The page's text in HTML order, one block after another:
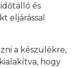
és
eljárással
a készülékre,
hogy